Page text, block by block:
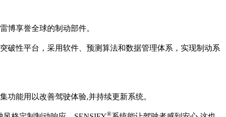
博享誉全球的制动部件。
破性平台，采用软件、预测算法和数据管理体系，实现制动系
能用以改善驾驶体验,并持续更新系统。
®